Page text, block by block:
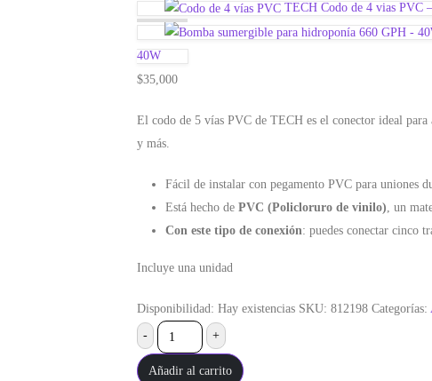
TECH Codo de 4 vias PVC
40W
$35,000
El codo de 5 vías PVC de TECH es el conector ideal para
y más.
Fácil de instalar con pegamento PVC para uniones
Está hecho de PVC (Policloruro de vinilo) , un
Con este tipo de conexión: puedes conectar cinco
Incluye una unidad
Disponibilidad: Hay existencias SKU: 812198 Categorías:
- +
Añadir al carrito